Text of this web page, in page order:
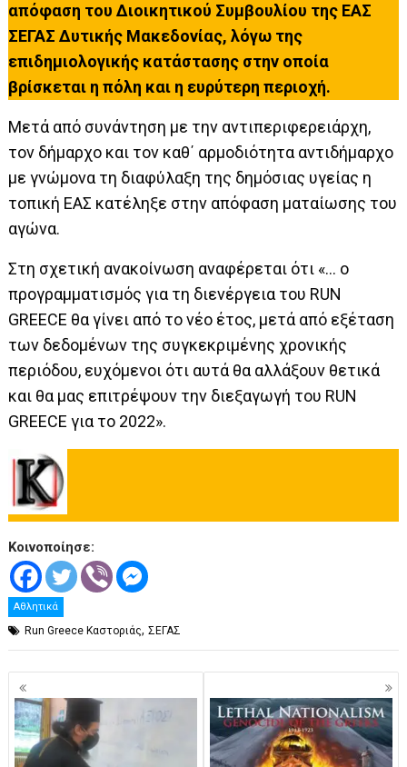
απόφαση του Διοικητικού Συμβουλίου της ΕΑΣ
ΣΕΓΑΣ Δυτικής Μακεδονίας, λόγω της
επιδημιολογικής κατάστασης στην οποία
βρίσκεται η πόλη και η ευρύτερη περιοχή.
Μετά από συνάντηση με την αντιπεριφερειάρχη,
τον δήμαρχο και τον καθ΄ αρμοδιότητα αντιδήμαρχο
με γνώμονα τη διαφύλαξη της δημόσιας υγείας η
τοπική ΕΑΣ κατέληξε στην απόφαση ματαίωσης του
αγώνα.
Στη σχετική ανακοίνωση αναφέρεται ότι «… ο
προγραμματισμός για τη διενέργεια του RUN
GREECE θα γίνει από το νέο έτος, μετά από εξέταση
των δεδομένων της συγκεκριμένης χρονικής
περιόδου, ευχόμενοι ότι αυτά θα αλλάξουν θετικά
και θα μας επιτρέψουν την διεξαγωγή του RUN
GREECE για το 2022».
Κοινοποίησε:
Αθλητικά
Run Greece Καστοριάς,ΣΕΓΑΣ
Πλοήγηση
άρθρων